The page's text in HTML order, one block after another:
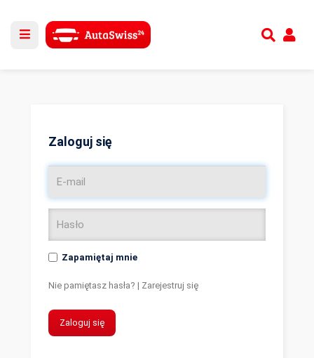
Zaloguj się
Zapamiętaj mnie
Nie pamiętasz hasła? | Zarejestruj się
Zaloguj się